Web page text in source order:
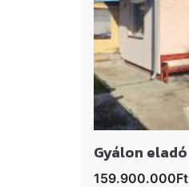
159.900.000Ft